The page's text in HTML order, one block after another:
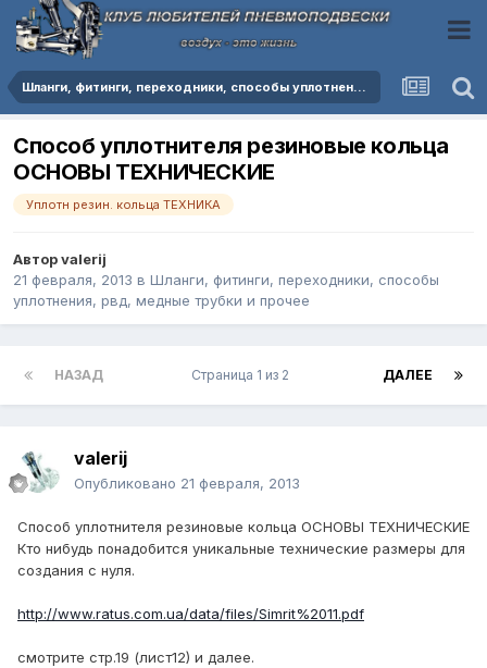
Шланги, фитинги, переходники, способы уплотнения, рвд, медные трубки и прочее
Способ уплотнителя резиновые кольца
ОСНОВЫ ТЕХНИЧЕСКИЕ
Уплотн резин. кольца ТЕХНИКА
Авторvalerij
21 февраля, 2013 в Шланги, фитинги, переходники, способы
уплотнения, рвд, медные трубки и прочее
НАЗАД ДАЛЕЕ
Страница 1 из 2
valerij
Опубликовано 21 февраля, 2013
Способ уплотнителя резиновые кольца ОСНОВЫ ТЕХНИЧЕСКИЕ
Кто нибудь понадобится уникальные технические размеры для
создания с нуля.
http://www.ratus.com.ua/data/files/Simrit%2011.pdf
смотрите стр.19 (лист12) и далее.